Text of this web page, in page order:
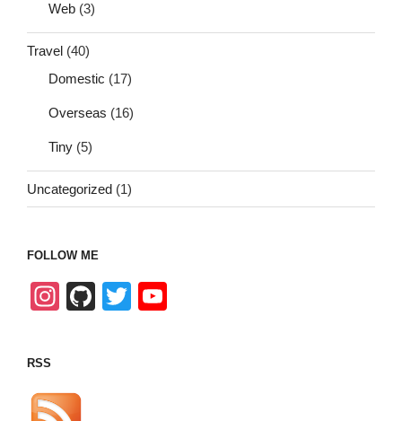
Web (3)
Travel (40)
Domestic (17)
Overseas (16)
Tiny (5)
Uncategorized (1)
FOLLOW ME
In
a
Gi T
RSS